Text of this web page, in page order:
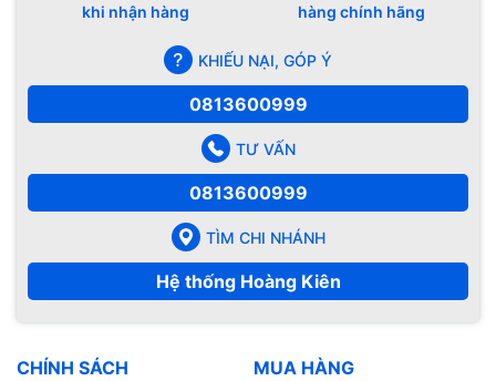
khi nhận hàng
hàng chính hãng
KHIẾU NẠI, GÓP Ý
0813600999
TƯ VẤN
0813600999
TÌM CHI NHÁNH
Hệ thống Hoàng Kiên
CHÍNH SÁCH MUA HÀNG